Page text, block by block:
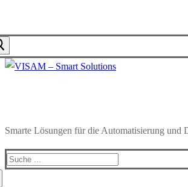
Smarte Lösungen für die Automatisierung und